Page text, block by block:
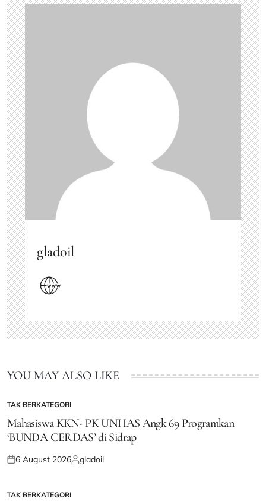
gladoil
YOU MAY ALSO LIKE
POSTED
IN
TAK BERKATEGORI
Mahasiswa KKN- PK UNHAS Angk 69 Programkan
‘BUNDA CERDAS’ di Sidrap
Posted
6 August 2026Posted
gladoil
POSTED
TAK BERKATEGORI